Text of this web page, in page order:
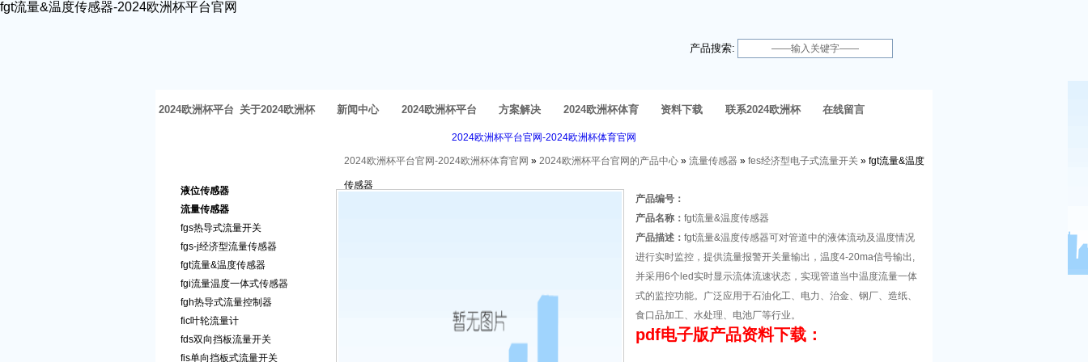
fgt流量&温度传感器-2024欧洲杯平台官网
产品搜索:
2024欧洲杯平台
体育官网
关于2024欧洲杯 新闻中心 2024欧洲杯平台 方案解决 2024欧洲杯体育 资料下载 联系2024欧洲杯 在线留言
2024欧洲杯平台官网-2024欧洲杯体育官网
中心
液位传感器
流量传感器
fgs热导式流量开关
fgs-j经济型流量传感器
fgt流量&温度传感器
fgi流量温度一体式传感器
fgh热导式流量控制器
fic叶轮流量计
fds双向挡板流量开关
fis单向挡板式流量开关
2024欧洲杯平台官网-2024欧洲杯体育官网 » 2024欧洲杯平台官网的产品中心 » 流量传感器 » fes经济型电子式流量开关 » fgt流量&温度
传感器
产品编号：
产品名称： fgt流量&温度传感器
产品描述： fgt流量&温度传感器可对管道中的液体流动及温度情况
进行实时监控，提供流量报警开关量输出，温度4-20ma信号输出,
并采用6个led实时显示流体流速状态，实现管道当中温度流量一体
式的监控功能。广泛应用于石油化工、电力、治金、钢厂、造纸、
食口品加工、水处理、电池厂等行业。
pdf电子版产品资料下载：